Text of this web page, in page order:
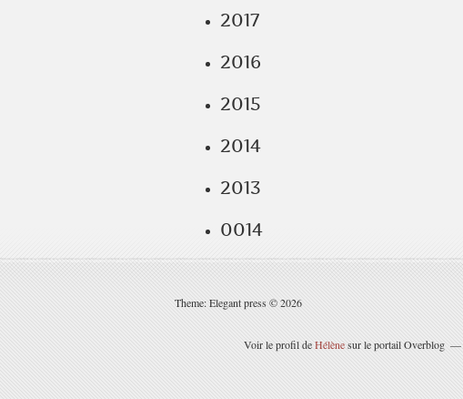
2017
2016
2015
2014
2013
0014
Theme: Elegant press © 2026
Voir le profil deHélènesur le portail Overblog